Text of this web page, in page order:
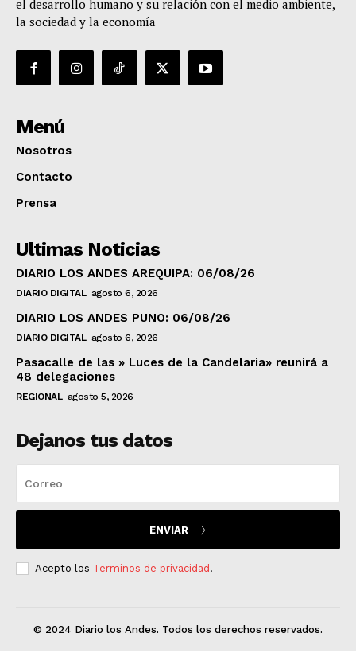
el desarrollo humano y su relación con el medio ambiente,
la sociedad y la economía
Menú
Nosotros
Contacto
Prensa
Ultimas Noticias
DIARIO LOS ANDES AREQUIPA: 06/08/26
DIARIO DIGITAL agosto 6, 2026
DIARIO LOS ANDES PUNO: 06/08/26
DIARIO DIGITAL agosto 6, 2026
Pasacalle de las » Luces de la Candelaria» reunirá a
48 delegaciones
REGIONAL agosto 5, 2026
Dejanos tus datos
ENVIAR
Acepto los Terminos de privacidad .
© 2024 Diario los Andes. Todos los derechos reservados.